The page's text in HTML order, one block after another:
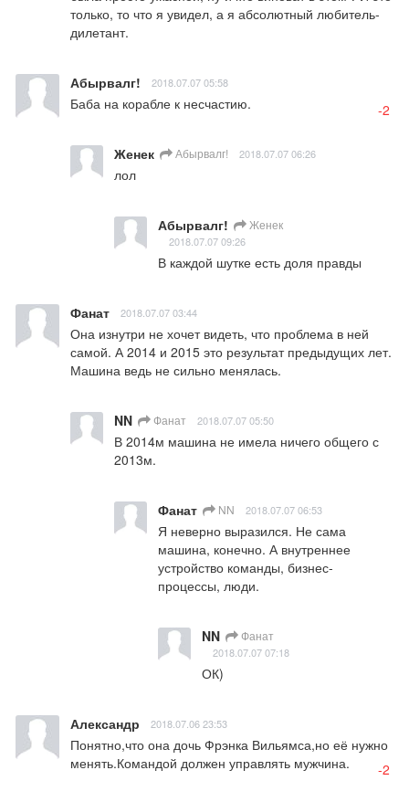
только, то что я увидел, а я абсолютный любитель-
дилетант.
Абырвалг! 2018.07.07 05:58
Баба на корабле к несчастию. -2
Женек Абырвалг! 2018.07.07 06:26
лол
Абырвалг! Женек
2018.07.07 09:26
В каждой шутке есть доля правды
Фанат 2018.07.07 03:44
Она изнутри не хочет видеть, что проблема в ней
самой. А 2014 и 2015 это результат предыдущих лет.
Машина ведь не сильно менялась.
NN Фанат 2018.07.07 05:50
В 2014м машина не имела ничего общего с
2013м.
Фанат NN 2018.07.07 06:53
Я неверно выразился. Не сама
машина, конечно. А внутреннее
устройство команды, бизнес-
процессы, люди.
NN Фанат
2018.07.07 07:18
ОК)
Александр 2018.07.06 23:53
Понятно,что она дочь Фрэнка Вильямса,но её нужно
менять.Командой должен управлять мужчина.
-2